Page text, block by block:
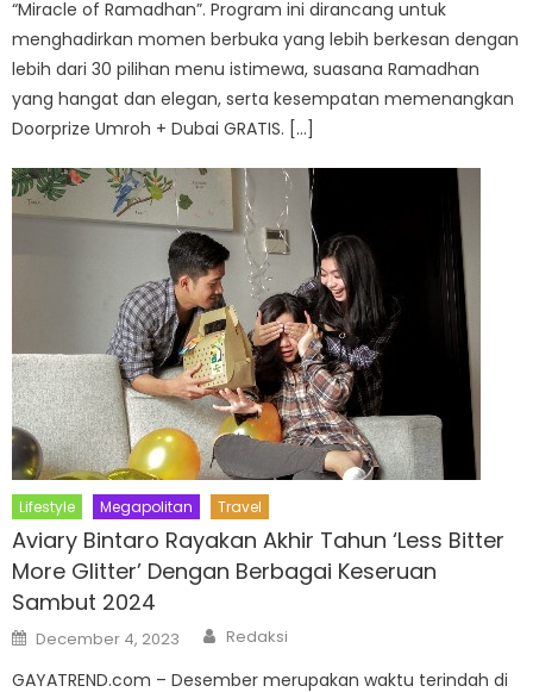
“Miracle of Ramadhan”. Program ini dirancang untuk
menghadirkan momen berbuka yang lebih berkesan dengan
lebih dari 30 pilihan menu istimewa, suasana Ramadhan
yang hangat dan elegan, serta kesempatan memenangkan
Doorprize Umroh + Dubai GRATIS. […]
Lifestyle Megapolitan Travel
Aviary Bintaro Rayakan Akhir Tahun ‘Less Bitter
More Glitter’ Dengan Berbagai Keseruan
Sambut 2024
Posted
on
December 4, 2023 Author
Redaksi
GAYATREND.com – Desember merupakan waktu terindah di